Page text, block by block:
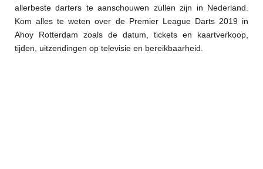
allerbeste darters te aanschouwen zullen zijn in Nederland.
Kom alles te weten over de Premier League Darts 2019 in
Ahoy Rotterdam zoals de datum, tickets en kaartverkoop,
tijden, uitzendingen op televisie en bereikbaarheid.